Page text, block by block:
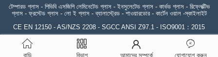
টেম্পারড গ্লাস - পিভিবি এসজিপি লেমিনেটেড গ্লাস - ইনসুলেটেড গ্লাস - কার্ভড গ্লাস - রিফ্লেক্টিভ
গ্লাস - ফ্রস্টেড গ্লাস - লো ই গ্লাস - ব্যালাস্ট্রেড - শাওয়ারডোর - কার্টেন ওয়াল -স্কাইলাইট
CE EN 12150 - AS/NZS 2208 - SGCC ANSI Z97.1 - ISO9001：2015
বাড়ি বিভাগ আমাদের সম্পর্কে যোগাযোগ করুন